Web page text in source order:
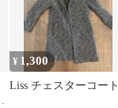
¥ 1,300
Liss チェスターコート